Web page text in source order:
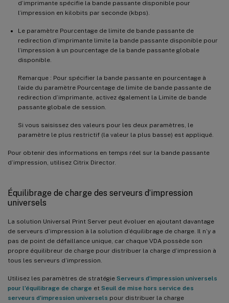
d’imprimante spécifie la bande passante disponible pour
l’impression en kilobits par seconde (kbps).
Le paramètre Pourcentage de limite de bande passante de
redirection d’imprimante limite la bande passante disponible pour
l’impression à un pourcentage de la bande passante globale
disponible.
Remarque : Pour spécifier la bande passante en pourcentage à
l’aide du paramètre Pourcentage de limite de bande passante de
redirection d’imprimante, activez également la Limite de bande
passante globale de session.
Si vous saisissez des valeurs pour les deux paramètres, le
paramètre le plus restrictif (la valeur la plus basse) est appliqué.
Pour obtenir des informations en temps réel sur la bande passante
d’impression, utilisez Citrix Director.
Équilibrage de charge des serveurs d’impression
universels
La solution Universal Print Server peut évoluer en ajoutant davantage
de serveurs d’impression à la solution d’équilibrage de charge. Il n’y a
pas de point de défaillance unique, car chaque VDA possède son
propre équilibreur de charge pour distribuer la charge d’impression à
tous les serveurs d’impression.
Utilisez les paramètres de stratégie Serveurs d’impression universels
pour l’équilibrage de charge et Seuil de mise hors service des
serveurs d’impression universels pour distribuer la charge